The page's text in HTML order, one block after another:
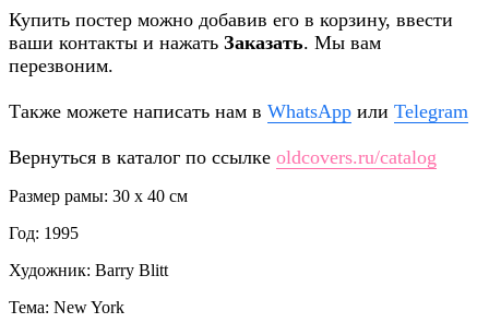
Купить постер можно добавив его в корзину, ввести
ваши контакты и нажать Заказать. Мы вам
перезвоним.
Также можете написать нам в WhatsApp или Telegram
Вернуться в каталог по ссылке oldcovers.ru/catalog
Размер рамы: 30 x 40 см
Год: 1995
Художник: Barry Blitt
Тема: New York